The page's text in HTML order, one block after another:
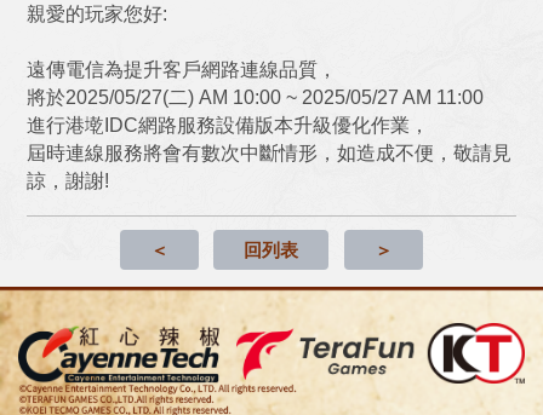
親愛的玩家您好:
遠傳電信為提升客戶網路連線品質，
將於2025/05/27(二) AM 10:00 ~ 2025/05/27 AM 11:00
進行港墘IDC網路服務設備版本升級優化作業，
屆時連線服務將會有數次中斷情形，如造成不便，敬請見
諒，謝謝!
＜ 回列表 ＞